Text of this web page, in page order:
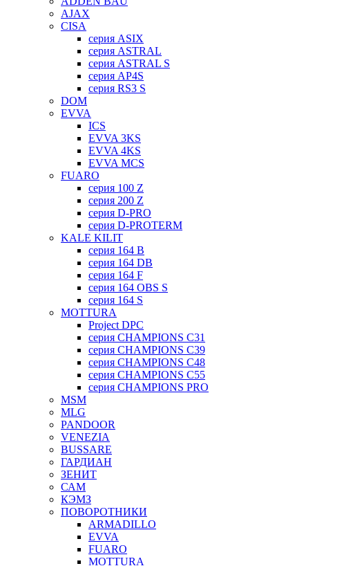
AJAX
CISA
серия ASIX
серия ASTRAL
серия ASTRAL S
серия AP4S
серия RS3 S
DOM
EVVA
ICS
EVVA 3KS
EVVA 4KS
EVVA MCS
FUARO
серия 100 Z
серия 200 Z
серия D-PRO
серия D-PROTERM
KALE KILIT
серия 164 B
серия 164 DB
серия 164 F
серия 164 OBS S
серия 164 S
MOTTURA
Project DPC
серия CHAMPIONS C31
серия CHAMPIONS C39
серия CHAMPIONS C48
серия CHAMPIONS C55
серия CHAMPIONS PRO
MSM
MLG
PANDOOR
VENEZIA
BUSSARE
ГАРДИАН
ЗЕНИТ
САМ
КЭМЗ
ПОВОРОТНИКИ
ARMADILLO
EVVA
FUARO
MOTTURA